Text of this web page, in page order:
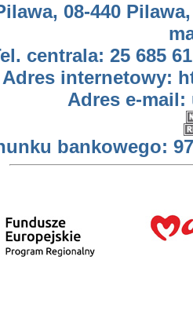
08-440
centrala: 25 685
Adres internetowy:
Adres e-mail:
bankowego: 97